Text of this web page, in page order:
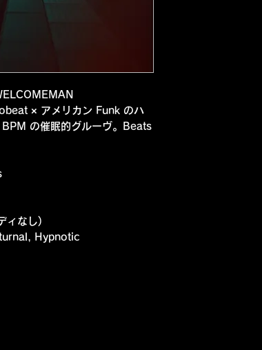
× アメリカン Funk のハ
の催眠的グルーヴ。Beats
ィなし)
Hypnotic